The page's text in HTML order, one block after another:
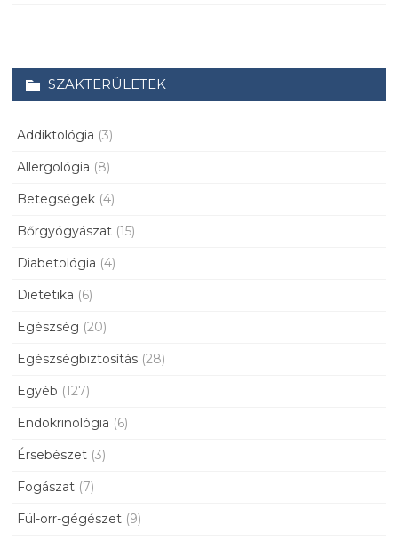
SZAKTERÜLETEK
Addiktológia (3)
Allergológia (8)
Betegségek (4)
Bőrgyógyászat (15)
Diabetológia (4)
Dietetika (6)
Egészség (20)
Egészségbiztosítás (28)
Egyéb (127)
Endokrinológia (6)
Érsebészet (3)
Fogászat (7)
Fül-orr-gégészet (9)